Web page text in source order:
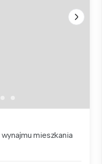
mieszkania